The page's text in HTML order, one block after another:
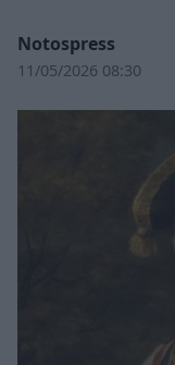
Notospress
11/05/2026 08:30